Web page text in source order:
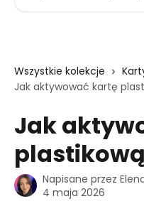
Wszystkie kolekcje
Jak aktywować kartę
Jak
plastikową
Napisane przez
4 maja 2026